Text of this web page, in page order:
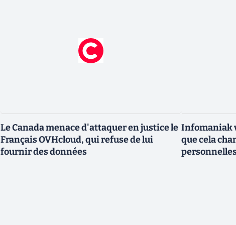
Le Canada menace d'attaquer en justice le
Français OVHcloud, qui refuse de lui
fournir des données
Infomaniak
que cela